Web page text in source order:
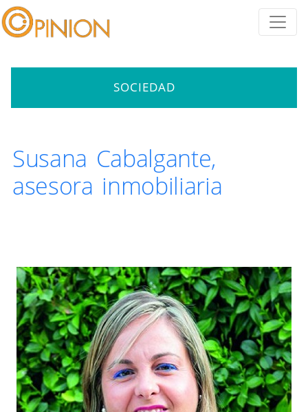
SOCIEDAD
Susana Cabalgante,
asesora inmobiliaria